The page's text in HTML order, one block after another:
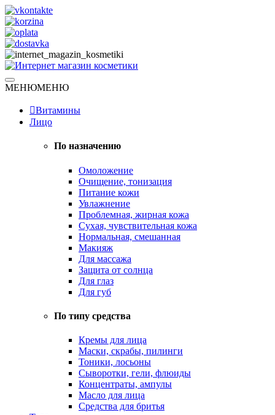
Skip
to
content
Интернет магазин косметики
Натуральная косметика
МЕНЮМЕНЮ
Витамины
Лицо
По назначению
Омоложение
Очищение, тонизация
Питание кожи
Увлажнение
Проблемная, жирная кожа
Сухая, чувствительная кожа
Нормальная, смешанная
Макияж
Для массажа
Защита от солнца
Для глаз
Для губ
По типу средства
Кремы для лица
Маски, скрабы, пилинги
Тоники, лосьоны
Сыворотки, гели, флюиды
Концентраты, ампулы
Масло для лица
Средства для бритья